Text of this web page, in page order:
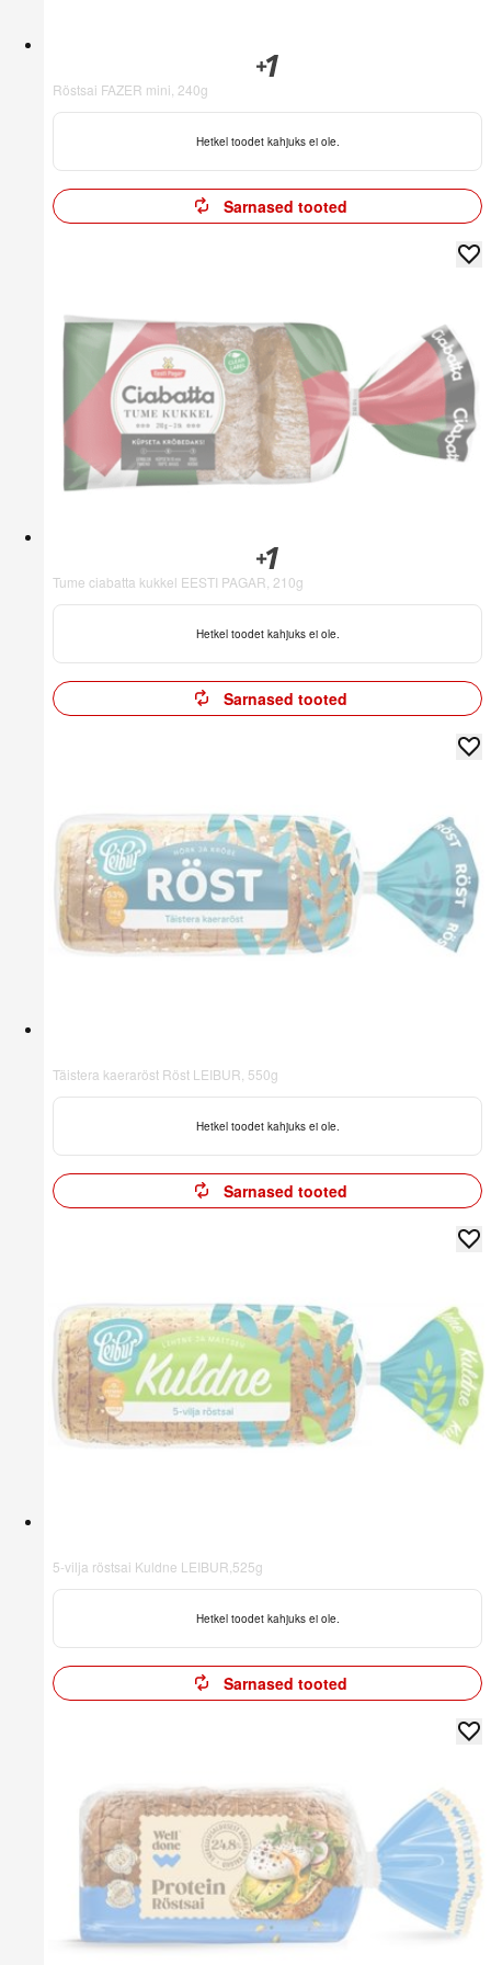
Röstsai FAZER mini, 240g
Hetkel toodet kahjuks ei ole.
Sarnased tooted
Tume ciabatta kukkel EESTI PAGAR, 210g
Hetkel toodet kahjuks ei ole.
Sarnased tooted
Täistera kaeraröst Röst LEIBUR, 550g
Hetkel toodet kahjuks ei ole.
Sarnased tooted
5-vilja röstsai Kuldne LEIBUR,525g
Hetkel toodet kahjuks ei ole.
Sarnased tooted